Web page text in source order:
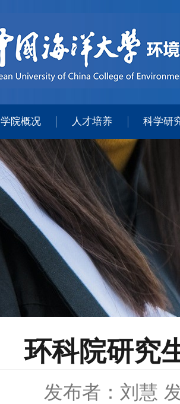
学院概况 人才培养 科学研
环科院研究
发布者：刘慧